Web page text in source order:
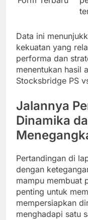
Data ini
kekuatan yang
performa dan
menentukan hasil
Stocksbridge PS
Jalannya
Dinamika
Pertandingan di
dengan
mampu membuat
penting untuk
mempersiapkan
menghadapi satu